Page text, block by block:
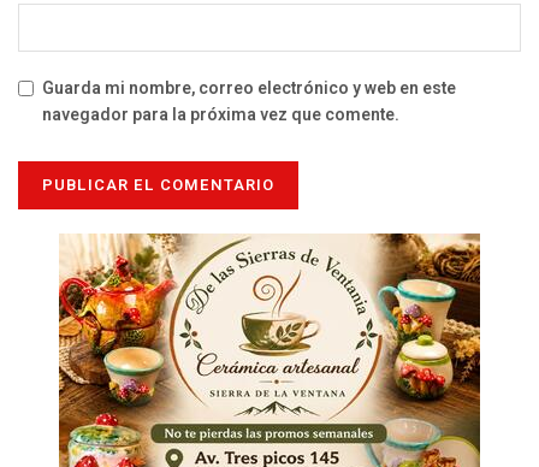
Guarda mi nombre, correo electrónico y web en este
navegador para la próxima vez que comente.